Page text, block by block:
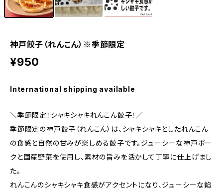
神戸餃子（れんこん）※季節限定
¥950
International shipping available
＼季節限定！シャキシャキれんこん餃子！／
季節限定の神戸餃子（れんこん）は、シャキシャキとしたれんこん
の食感と自然の甘みが楽しめる餃子です。ジューシーな神戸ポー
クと国産野菜を使用し、素材の旨みを活かして丁寧に仕上げまし
た。
れんこんのシャキシャキ食感がアクセントになり、ジューシーな餡